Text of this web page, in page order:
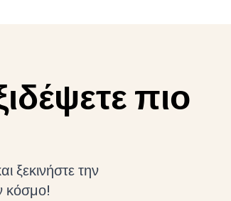
πιο
ξεκινήστε την
κόσμο!